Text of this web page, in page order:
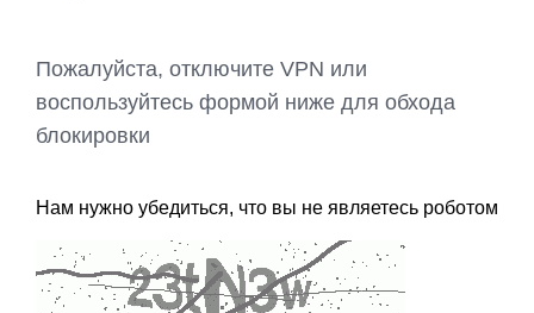
Пожалуйста, отключите VPN или
воспользуйтесь формой ниже для обхода
блокировки
Нам нужно убедиться, что вы не являетесь роботом